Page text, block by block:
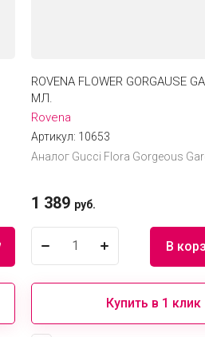
ROVENA FLOWER GORGAUSE
МЛ.
Rovena
Артикул: 10653
Аналог Gucci Flora Gorgeous
1 389 руб.
В
Купить в 1 клик